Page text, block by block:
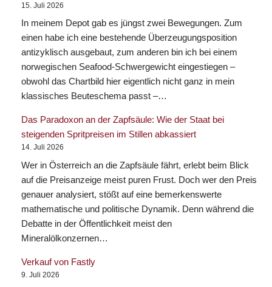
15. Juli 2026
In meinem Depot gab es jüngst zwei Bewegungen. Zum
einen habe ich eine bestehende Überzeugungsposition
antizyklisch ausgebaut, zum anderen bin ich bei einem
norwegischen Seafood-Schwergewicht eingestiegen –
obwohl das Chartbild hier eigentlich nicht ganz in mein
klassisches Beuteschema passt –…
Das Paradoxon an der Zapfsäule: Wie der Staat bei
steigenden Spritpreisen im Stillen abkassiert
14. Juli 2026
Wer in Österreich an die Zapfsäule fährt, erlebt beim Blick
auf die Preisanzeige meist puren Frust. Doch wer den Preis
genauer analysiert, stößt auf eine bemerkenswerte
mathematische und politische Dynamik. Denn während die
Debatte in der Öffentlichkeit meist den
Mineralölkonzernen…
Verkauf von Fastly
9. Juli 2026